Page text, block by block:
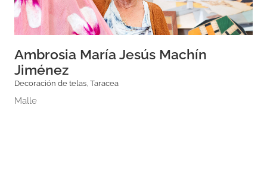
Ambrosia María Jesús Machín
Jiménez
Decoración de telas Taracea
Malle